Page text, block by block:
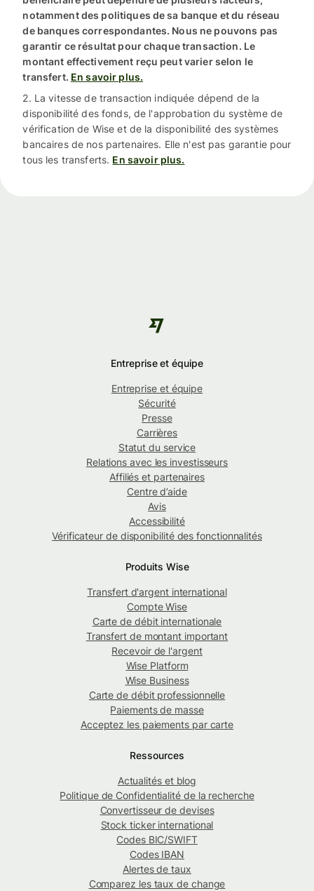
notamment des politiques de sa banque et du réseau
de banques correspondantes. Nous ne pouvons pas
garantir ce résultat pour chaque transaction. Le
montant effectivement reçu peut varier selon le
transfert. En savoir plus.
2. La vitesse de transaction indiquée dépend de la
disponibilité des fonds, de l'approbation du système de
vérification de Wise et de la disponibilité des systèmes
bancaires de nos partenaires. Elle n'est pas garantie pour
tous les transferts. En savoir plus.
Entreprise et équipe
Entreprise et équipe
Sécurité
Presse
Carrières
Statut du service
Relations avec les investisseurs
Affiliés et partenaires
Centre d’aide
Avis
Accessibilité
Vérificateur de disponibilité des fonctionnalités
Produits Wise
Transfert d'argent international
Compte Wise
Carte de débit internationale
Transfert de montant important
Recevoir de l'argent
Wise Platform
Wise Business
Carte de débit professionnelle
Paiements de masse
Acceptez les paiements par carte
Ressources
Actualités et blog
Politique de Confidentialité de la recherche
Convertisseur de devises
Stock ticker international
Codes BIC/SWIFT
Codes IBAN
Alertes de taux
Comparez les taux de change